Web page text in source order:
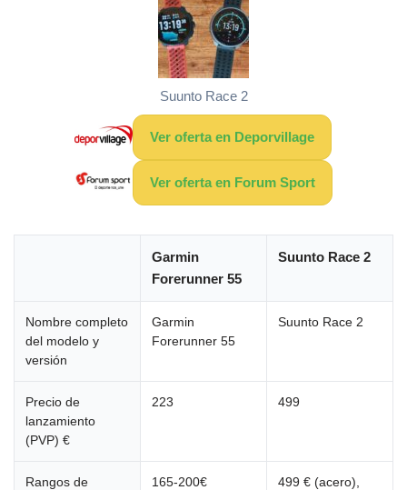
Suunto Race 2
Ver oferta en Deporvillage
Ver oferta en Forum Sport
Garmin
Forerunner 55
Suunto Race 2
Nombre completo
del modelo y
versión
Garmin
Forerunner 55
Suunto Race 2
Precio de
lanzamiento
(PVP) €
223 499
Rangos de
165-200€
499 € (acero),